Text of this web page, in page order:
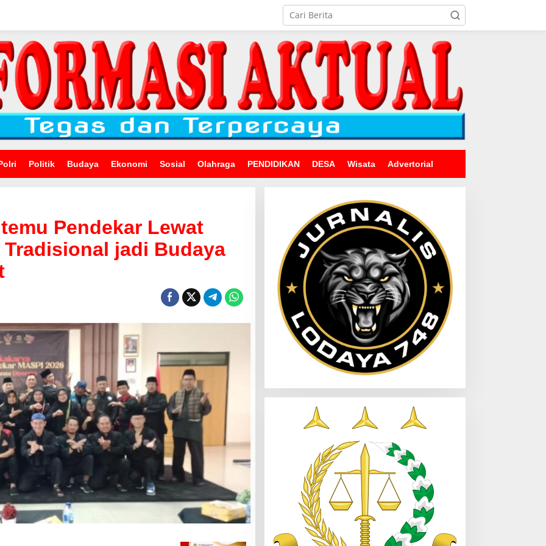
Politik Budaya Ekonomi Sosial Olahraga PENDIDIKAN DESA Wisata Advertorial
Pendekar Lewat
Tradisional jadi Budaya